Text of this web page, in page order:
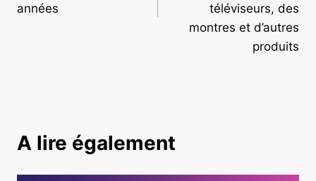
années
téléviseurs, des
montres et d’autres
produits
A lire également